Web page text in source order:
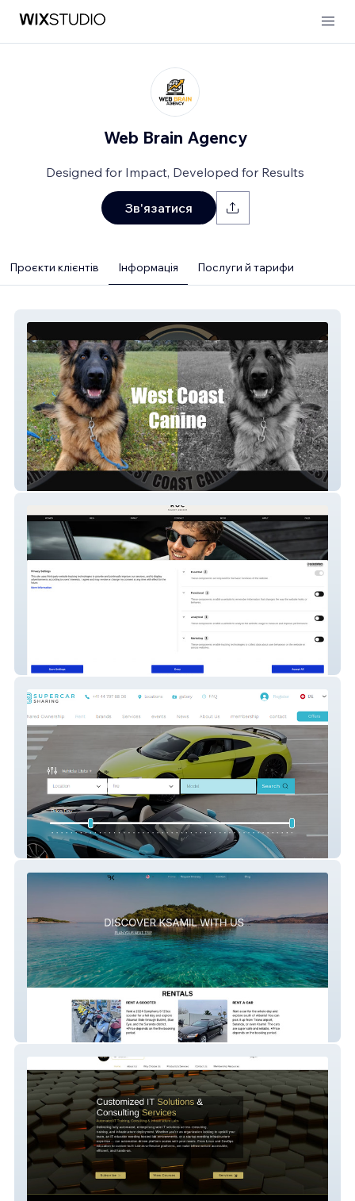
Web Brain Agency
Designed for Impact, Developed for Results
Зв'язатися
Проєкти клієнтів Інформація Послуги й тарифи
West Coast Canine
Roc Talent Agency
Supercar Sharing
Book Ksamil